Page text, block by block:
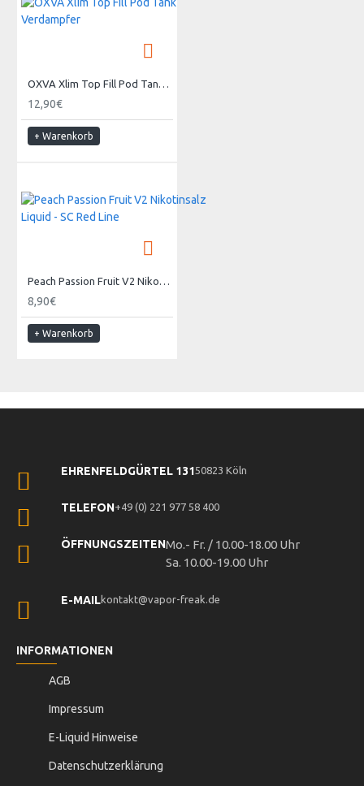
OXVA Xlim Top Fill Pod Tank Verdampfer
12,90€
+ Warenkorb
Peach Passion Fruit V2 Nikotinsalz Liquid - SC Red Line
8,90€
+ Warenkorb
EHRENFELDGÜRTEL 13150823 Köln
TELEFON+49 (0) 221 977 58 400
ÖFFNUNGSZEITENMo.- Fr. / 10.00-18.00 Uhr
Sa. 10.00-19.00 Uhr
E-MAILkontakt@vapor-freak.de
INFORMATIONEN
AGB
Impressum
E-Liquid Hinweise
Datenschutzerklärung